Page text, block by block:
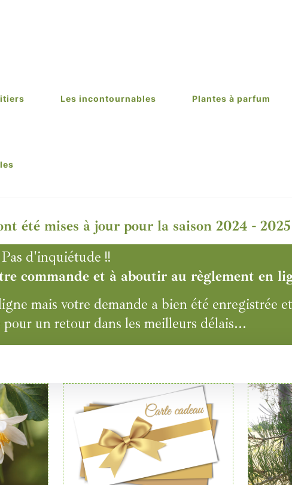
Les incontournables Plantes à parfum
été mises à jour pour la saison 2024 - 2025
Pas d'inquiétude !!
commande et à aboutir au règlement en
mais votre demande a bien été enregistrée
un retour dans les meilleurs délais...